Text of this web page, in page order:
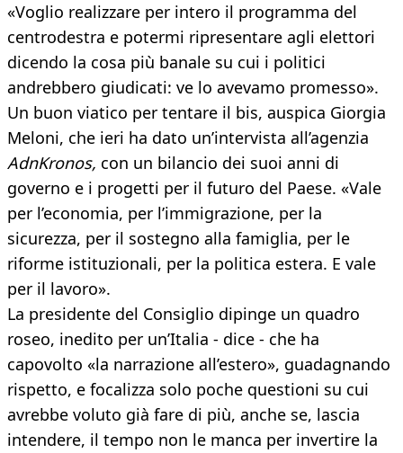
«Voglio realizzare per intero il programma del
centrodestra e potermi ripresentare agli elettori
dicendo la cosa più banale su cui i politici
andrebbero giudicati: ve lo avevamo promesso».
Un buon viatico per tentare il bis, auspica Giorgia
Meloni, che ieri ha dato un’intervista all’agenzia
AdnKronos, con un bilancio dei suoi anni di
governo e i progetti per il futuro del Paese. «Vale
per l’economia, per l’immigrazione, per la
sicurezza, per il sostegno alla famiglia, per le
riforme istituzionali, per la politica estera. E vale
per il lavoro».
La presidente del Consiglio dipinge un quadro
roseo, inedito per un’Italia - dice - che ha
capovolto «la narrazione all’estero», guadagnando
rispetto, e focalizza solo poche questioni su cui
avrebbe voluto già fare di più, anche se, lascia
intendere, il tempo non le manca per invertire la